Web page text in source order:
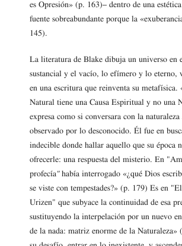
es Opresión» (p. 163)– dentro de una
fuente sobreabundante porque la
145).
La literatura de Blake dibuja un universo en
sustancial y el vacío, lo efímero y lo eterno,
en una escritura que reinventa su metafísica.
Natural tiene una Causa Espiritual y no una
expresa como si conversara con la naturaleza
observado por lo desconocido. Él fue en
indecible donde hallar aquello que su época
ofrecerle: una respuesta del misterio. En
profecía"había interrogado «¿qué Dios
se viste con tempestades?» (p. 179) Es en
Urizen" que subyace la continuidad de esa
sustituyendo la interpelación por un nuevo
de la nada: matriz enorme de la Naturaleza»